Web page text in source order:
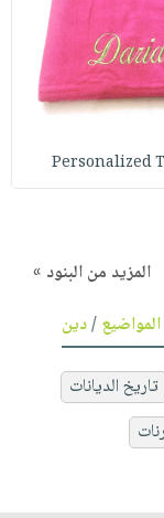
Personalized
المزيد من البنود »
/دين
تاريخ الديانات